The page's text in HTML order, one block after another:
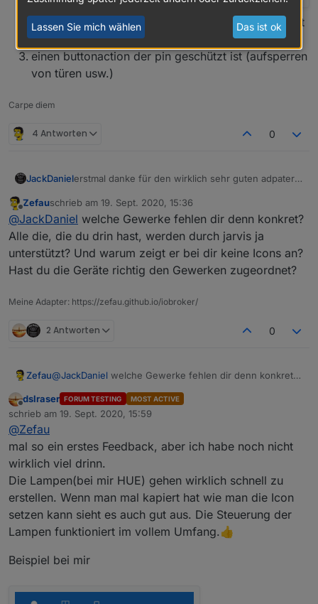
wäre es super wenn es buttonaction ohne dem text
"anschalten" geben würde
einen buttonaction der pin geschützt ist (aufsperren
von türen usw.)
Carpe diem
4 Antworten 0
JackDanielerstmal danke für den wirklich sehr guten adpater
ich hab meine vis jetzt mal so aufgebaut, haupseite
und dann für jedes gewerk eine seite (fehlen leider
noch sehr viele ;) )
hauptseite
gewerke
automatische formatierung vom json string bei
meinen rollos
eingetragen
{"100":"Öffnen","75":"Tagesposition","0":"Schli
eßen"} wird zu
{"0":"Schließen","75":"Tagesposition","100":"Ö
reihenfolge ergibt (schließen oben bzw.
wäre es super wenn es buttonaction ohne
einen buttonaction der pin geschützt ist
(aufsperren von türen usw.)
Offline
Zefauschrieb am 19. Sept. 2020, 15:36
zuletzt editiert von
@JackDaniel welche Gewerke fehlen dir denn konkret?
Alle die, die du drin hast, werden durch jarvis ja
unterstützt? Und warum zeigt er bei dir keine Icons an?
Hast du die Geräte richtig den Gewerken zugeordnet?
Meine Adapter: https://zefau.github.io/iobroker/
2 Antworten 0
Zefau@JackDaniel welche Gewerke fehlen dir denn konkret?
unterstützt? Und warum zeigt er bei dir keine Icons an?
Hast du die Geräte richtig den Gewerken zugeordnet?
Offline
dslraser FORUM TESTING MOST ACTIVE
schrieb am 19. Sept. 2020, 15:59
zuletzt editiert von
@Zefau
mal so ein erstes Feedback, aber ich habe noch nicht
wirklich viel drinn.
Die Lampen(bei mir HUE) gehen wirklich schnell zu
erstellen. Wenn man mal kapiert hat wie man die Icon
setzen kann sieht es auch gut aus. Die Steuerung der
Lampen funktioniert im vollem Umfang.👍
Beispiel bei mir
Lassen Sie mich wählen Das ist ok